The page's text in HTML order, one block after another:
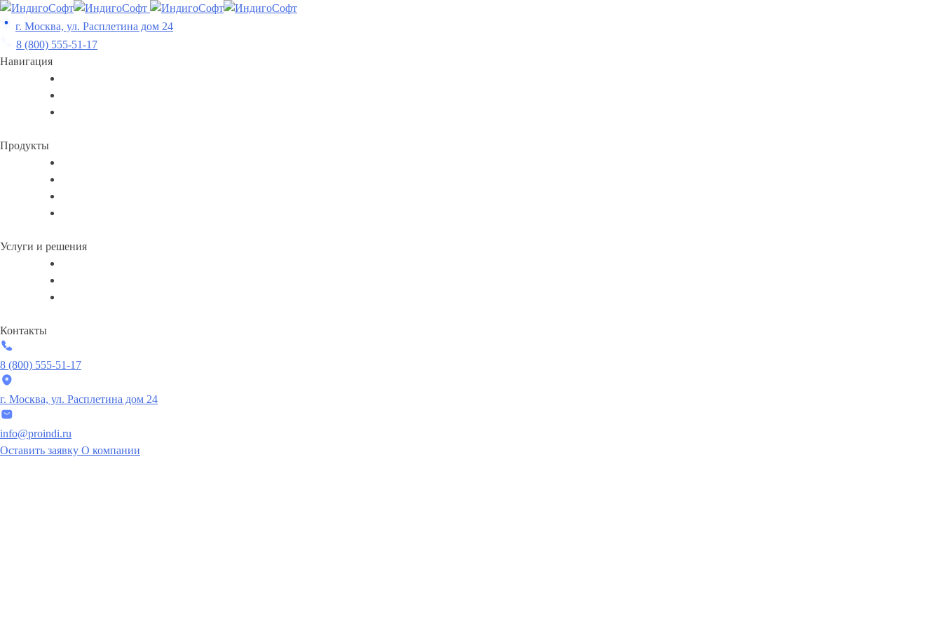
Skip
to
content
г. Москва, ул. Расплетина дом 24
8 (800) 555-51-17
Навигация
Продукты
Услуги и решения
Контакты
8 (800) 555-51-17
г. Москва, ул. Расплетина дом 24
info@proindi.ru
Оставить заявку О компании